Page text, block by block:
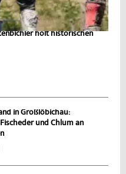
holt historischen
in Großlöbichau:
und Chlum an